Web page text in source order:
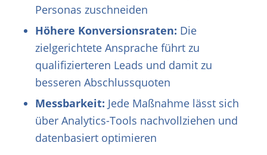
Personas zuschneiden
Höhere Konversionsraten: Die
zielgerichtete Ansprache führt zu
qualifizierteren Leads und damit zu
besseren Abschlussquoten
Messbarkeit: Jede Maßnahme lässt sich
über Analytics-Tools nachvollziehen und
datenbasiert optimieren